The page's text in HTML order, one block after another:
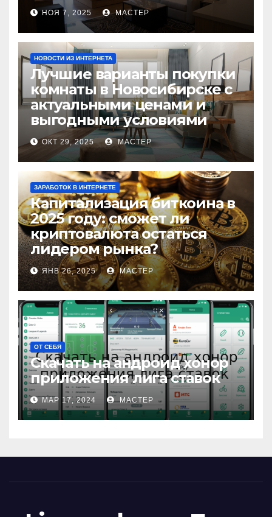
НОЯ 7, 2025 МАСТЕР
НОВОСТИ ИЗ ИНТЕРНЕТА
Лучшие варианты покупки
комнаты в Новосибирске с
актуальными ценами и
выгодными условиями
ОКТ 29, 2025 МАСТЕР
ЗАРАБОТОК В ИНТЕРНЕТЕ
Капитализация биткоина в
2025 году: сможет ли
криптовалюта остаться
лидером рынка?
ЯНВ 26, 2025 МАСТЕР
ОТ СЕБЯ
Скачать на андроид хонор
приложения лига ставок
МАР 17, 2024 МАСТЕР